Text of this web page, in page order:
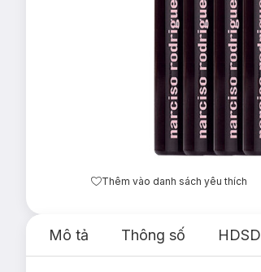
Thêm vào danh sách yêu thích
Mô tả Thông số HDSD